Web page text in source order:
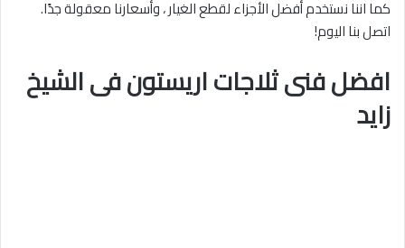
كما اننا نستخدم أفضل الأجزاء لقطع الغيار ، وأسعارنا معقولة جدًا.
اتصل بنا اليوم!
افضل فنى ثلاجات اريستون فى الشيخ
زايد